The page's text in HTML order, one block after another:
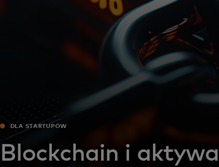
Dla innowatorów
Aktualności i trendy
DLA STARTUPÓW
Blockchain i aktywa